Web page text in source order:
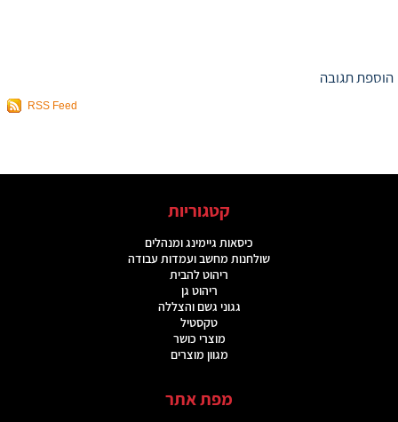
הוספת תגובה
RSS Feed
קטגוריות
כיסאות גיימינג ומנהלים
שולחנות מחשב ועמדות עבודה
ריהוט להבית
ריהוט גן
גגוני גשם והצללה
טקסטיל
מוצרי כושר
מגוון מוצרים
מפת אתר